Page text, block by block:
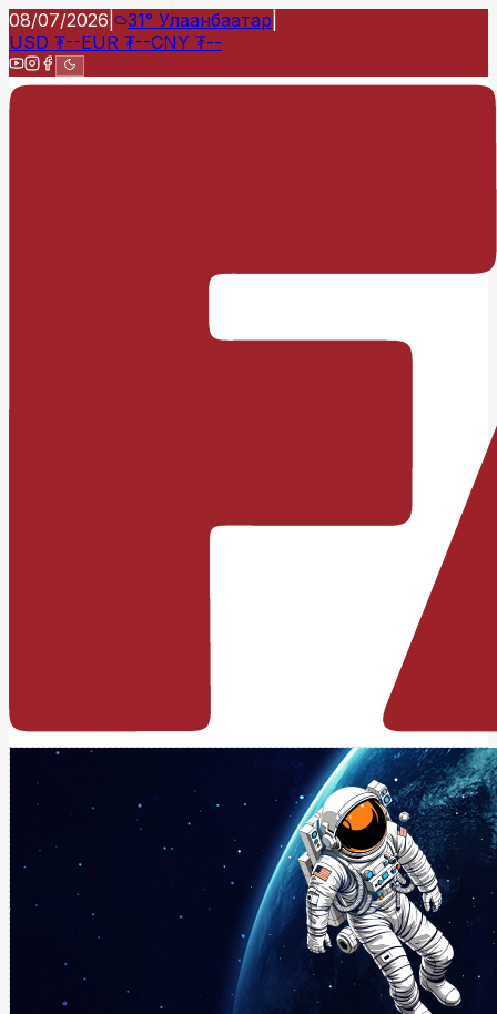
08/07/2026 31° Улаанбаатар
USD ₮--EUR ₮--CNY ₮--